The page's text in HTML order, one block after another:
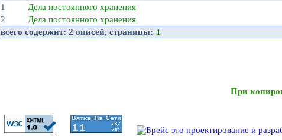
1
Дела постоянного хранения
2
Дела постоянного хранения
всего содержит: 2 описей, страницы: 1
При